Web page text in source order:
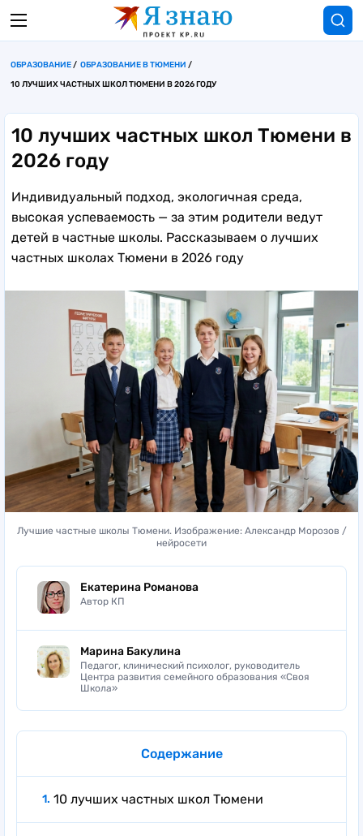
ОБРАЗОВАНИЕ
ОБРАЗОВАНИЕ В ТЮМЕНИ
10 ЛУЧШИХ ЧАСТНЫХ ШКОЛ ТЮМЕНИ В 2026 ГОДУ
10 лучших частных школ Тюмени в
2026 году
Индивидуальный подход, экологичная среда,
высокая успеваемость — за этим родители ведут
детей в частные школы. Рассказываем о лучших
частных школах Тюмени в 2026 году
Лучшие частные школы Тюмени. Изображение: Александр Морозов /
нейросети
Екатерина Романова
Автор КП
Марина Бакулина
Педагог, клинический психолог, руководитель
Центра развития семейного образования «Своя
Школа»
Содержание
10 лучших частных школ Тюмени